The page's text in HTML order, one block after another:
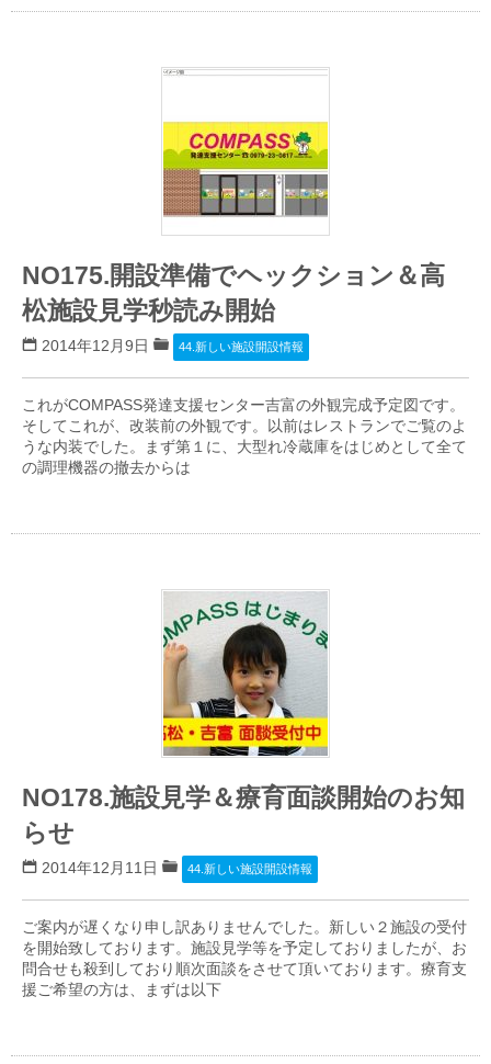
NO175.開設準備でヘックション＆高
松施設見学秒読み開始
2014年12月9日 44.新しい施設開設情報
これがCOMPASS発達支援センター吉富の外観完成予定図です。
そしてこれが、改装前の外観です。以前はレストランでご覧のよ
うな内装でした。まず第１に、大型れ冷蔵庫をはじめとして全て
の調理機器の撤去からは
NO178.施設見学＆療育面談開始のお知
らせ
2014年12月11日 44.新しい施設開設情報
ご案内が遅くなり申し訳ありませんでした。新しい２施設の受付
を開始致しております。施設見学等を予定しておりましたが、お
問合せも殺到しており順次面談をさせて頂いております。療育支
援ご希望の方は、まずは以下